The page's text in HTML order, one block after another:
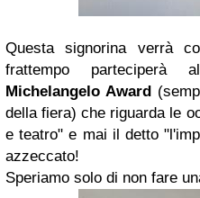
Questa signorina verrà
frattempo parteciperà
Michelangelo Award
della fiera) che riguarda le
e teatro" e mai il detto
azzeccato!
Speriamo solo di non fare